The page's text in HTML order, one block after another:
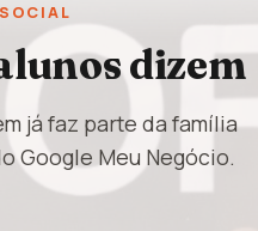
dizem
já faz parte da família
Google Meu Negócio.